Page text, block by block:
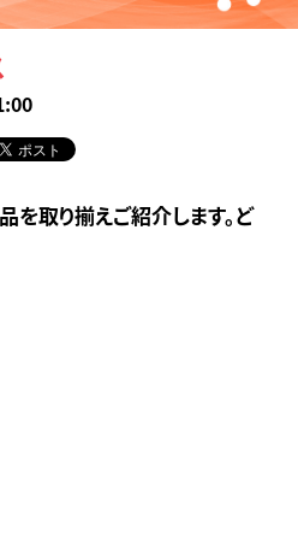
取り揃えご紹介します。ど